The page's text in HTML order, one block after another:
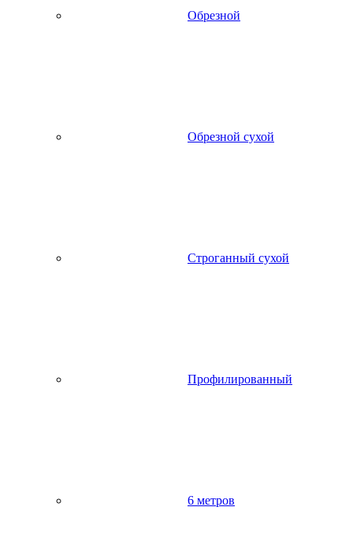
Обрезной
Обрезной сухой
Строганный сухой
Профилированный
6 метров